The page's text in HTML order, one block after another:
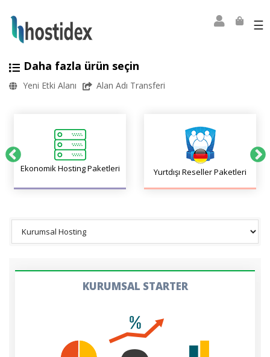
☰
Daha fazla ürün seçin
Yeni Etki Alanı Alan Adı Transferi
Ekonomik Hosting Paketleri Yurtdışı Reseller Paketleri
KURUMSAL STARTER